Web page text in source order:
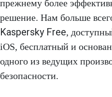
прежнему более
решение. Нам больше
Kaspersky Free,
iOS, бесплатный и
одного из ведущих
безопасности.